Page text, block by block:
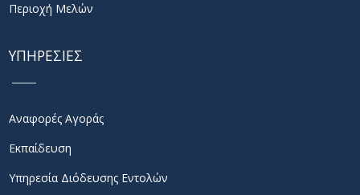
Περιοχή Μελών
ΥΠΗΡΕΣΙΕΣ
Αναφορές Αγοράς
Εκπαίδευση
Υπηρεσία Διόδευσης Εντολών